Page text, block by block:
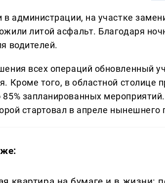
в администрации, на участке
литой асфальт. Благодаря
водителей.
всех операций обновленный
Кроме того, в областной столице
запланированных
стартовал в апреле нынешнего